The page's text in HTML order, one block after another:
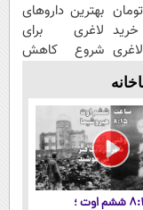
از
و پک
بهترین داروهای
لاغری برای
شروع کاهش
نزدیکت!
ساعت ۸:۱۵ ششم اوت ؛